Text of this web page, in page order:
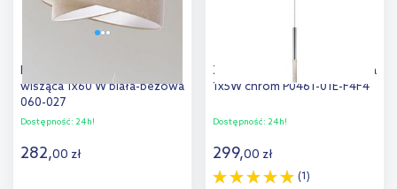
BPS Koncept Galaxy lampa
wisząca 1x60 W biała-beżowa
060-027
Dostępność: 24h!
282,00 zł
Zuma Line One lampa wisząca
1x5W chrom P0461-01E-F4F4
Dostępność: 24h!
299,00 zł
(1)